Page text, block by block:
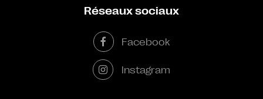
Réseaux sociaux
Facebook
Instagram